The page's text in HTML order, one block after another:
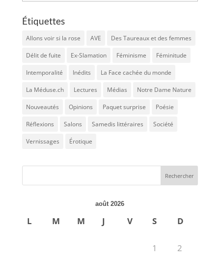
Étiquettes
Allons voir si la rose AVE Des Taureaux et des femmes
Délit de fuite Ex-Slamation Féminisme Féminitude
Intemporalité Inédits La Face cachée du monde
La Méduse.ch Lectures Médias Notre Dame Nature
Nouveautés Opinions Paquet surprise Poésie
Réflexions Salons Samedis littéraires Société
Vernissages Érotique
août 2026
L M M J V S D
1 2